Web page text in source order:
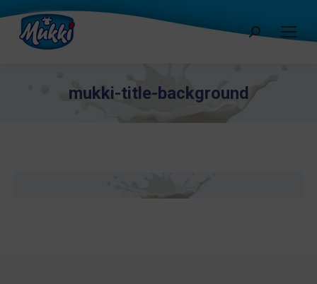
Cerca:
mukki-title-background